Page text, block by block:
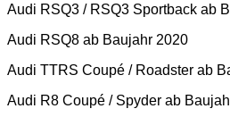
Audi RSQ3 / RSQ3 Sportback ab
Audi RSQ8 ab Baujahr 2020
Audi TTRS Coupé / Roadster ab
Audi R8 Coupé / Spyder ab